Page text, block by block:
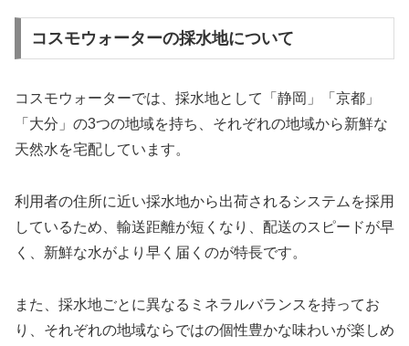
コスモウォーターの採水地について
コスモウォーターでは、採水地として「静岡」「京都」
「大分」の3つの地域を持ち、それぞれの地域から新鮮な
天然水を宅配しています。
利用者の住所に近い採水地から出荷されるシステムを採用
しているため、輸送距離が短くなり、配送のスピードが早
く、新鮮な水がより早く届くのが特長です。
また、採水地ごとに異なるミネラルバランスを持ってお
り、それぞれの地域ならではの個性豊かな味わいが楽しめ